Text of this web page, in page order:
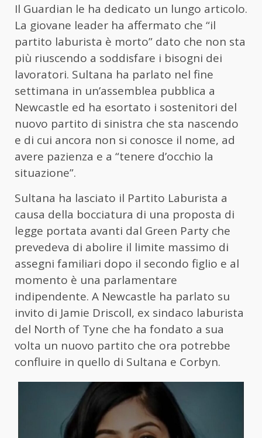
Il Guardian le ha dedicato un lungo articolo.
La giovane leader ha affermato che “il
partito laburista è morto” dato che non sta
più riuscendo a soddisfare i bisogni dei
lavoratori. Sultana ha parlato nel fine
settimana in un’assemblea pubblica a
Newcastle ed ha esortato i sostenitori del
nuovo partito di sinistra che sta nascendo
e di cui ancora non si conosce il nome, ad
avere pazienza e a “tenere d’occhio la
situazione”.
Sultana ha lasciato il Partito Laburista a
causa della bocciatura di una proposta di
legge portata avanti dal Green Party che
prevedeva di abolire il limite massimo di
assegni familiari dopo il secondo figlio e al
momento è una parlamentare
indipendente. A Newcastle ha parlato su
invito di Jamie Driscoll, ex sindaco laburista
del North of Tyne che ha fondato a sua
volta un nuovo partito che ora potrebbe
confluire in quello di Sultana e Corbyn.